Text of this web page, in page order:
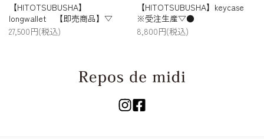
【HITOTSUBUSHA】
longwallet 【即売商品】▽
27,500円(税込)
【HITOTSUBUSHA】keycase
※受注生産▽●
8,800円(税込)